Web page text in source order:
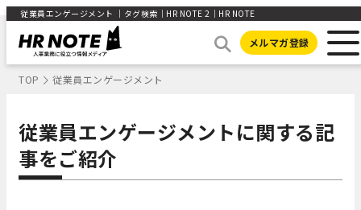
従業員エンゲージメント ｜タグ検索｜HR NOTE 2｜HR NOTE
メルマガ登録
TOP 従業員エンゲージメント
従業員エンゲージメントに関する記
事をご紹介